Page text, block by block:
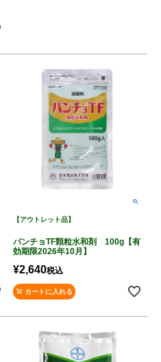
【アウトレット品】
パンチョTF顆粒水和剤 100g【有
効期限2026年10月】
¥2,640税込
カートに入れる